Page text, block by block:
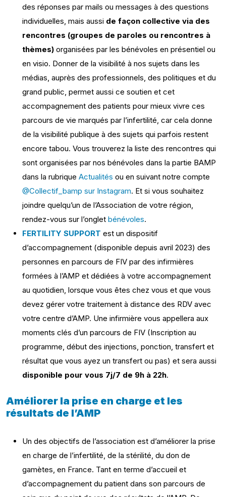
des réponses par mails ou messages à des questions
individuelles, mais aussi de façon collective via des
rencontres (groupes de paroles ou rencontres à
thèmes) organisées par les bénévoles en présentiel ou
en visio. Donner de la visibilité à nos sujets dans les
médias, auprès des professionnels, des politiques et du
grand public, permet aussi ce soutien et cet
accompagnement des patients pour mieux vivre ces
parcours de vie marqués par l’infertilité, car cela donne
de la visibilité publique à des sujets qui parfois restent
encore tabou. Vous trouverez la liste des rencontres qui
sont organisées par nos bénévoles dans la partie BAMP
dans la rubrique Actualités ou en suivant notre compte
@Collectif_bamp sur Instagram. Et si vous souhaitez
joindre quelqu’un de l’Association de votre région,
rendez-vous sur l’onglet bénévoles.
FERTILITY SUPPORT est un dispositif
d’accompagnement (disponible depuis avril 2023) des
personnes en parcours de FIV par des infirmières
formées à l’AMP et dédiées à votre accompagnement
au quotidien, lorsque vous êtes chez vous et que vous
devez gérer votre traitement à distance des RDV avec
votre centre d’AMP. Une infirmière vous appellera aux
moments clés d’un parcours de FIV (Inscription au
programme, début des injections, ponction, transfert et
résultat que vous ayez un transfert ou pas) et sera aussi
disponible pour vous 7j/7 de 9h à 22h.
Améliorer la prise en charge et les
résultats de l’AMP
Un des objectifs de l’association est d’améliorer la prise
en charge de l’infertilité, de la stérilité, du don de
gamètes, en France. Tant en terme d’accueil et
d’accompagnement du patient dans son parcours de